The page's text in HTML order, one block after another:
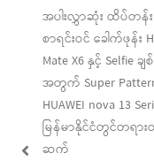
navigation
Previous
post:
အပါးလွှာဆုံး ထိပ်တန်း
စာရင်းဝင် ခေါက်ဖုန်း
Mate X6 နှင့် Selfie
အတွက် Super
HUAWEI nova 13
မြန်မာနိုင်ငံတွင်တရာ
ဆက်